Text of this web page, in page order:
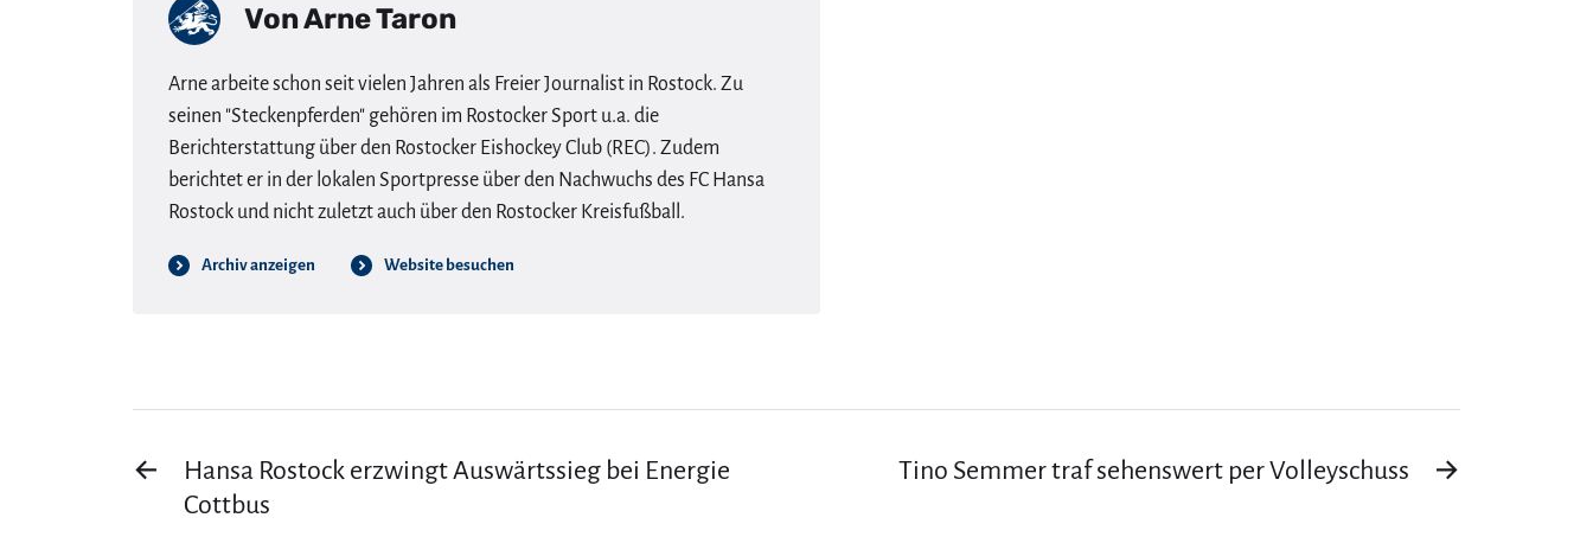
VonArne Taron
Arne arbeite schon seit vielen Jahren als Freier Journalist in Rostock. Zu
seinen "Steckenpferden" gehören im Rostocker Sport u.a. die
Berichterstattung über den Rostocker Eishockey Club (REC). Zudem
berichtet er in der lokalen Sportpresse über den Nachwuchs des FC Hansa
Rostock und nicht zuletzt auch über den Rostocker Kreisfußball.
Archiv anzeigen Website besuchen
←
Hansa Rostock erzwingt Auswärtssieg bei Energie
Cottbus
→
Tino Semmer traf sehenswert per Volleyschuss